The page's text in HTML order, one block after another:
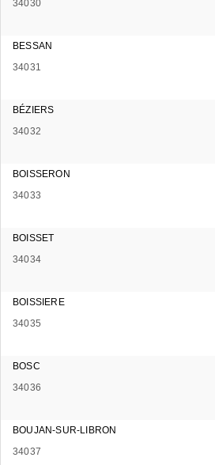
34030
BESSAN
34031
BÉZIERS
34032
BOISSERON
34033
BOISSET
34034
BOISSIERE
34035
BOSC
34036
BOUJAN-SUR-LIBRON
34037